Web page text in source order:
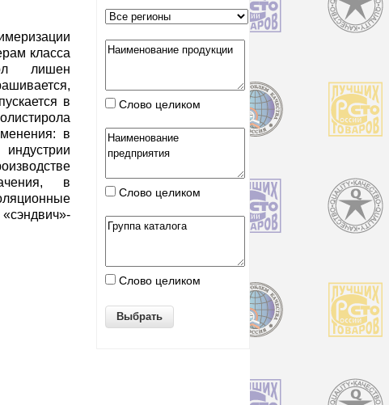
класса
лишен
в
в
в
Слово целиком
Слово целиком
Слово целиком